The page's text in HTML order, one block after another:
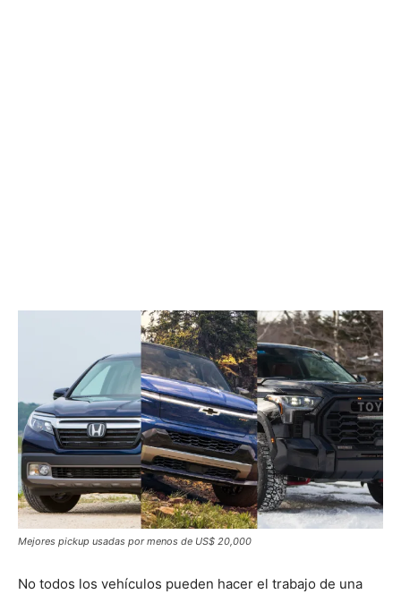
Mejores pickup usadas por menos de US$ 20,000
No todos los vehículos pueden hacer el trabajo de una